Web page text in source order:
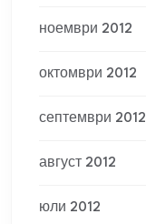
ноември 2012
октомври 2012
септември 2012
август 2012
юли 2012